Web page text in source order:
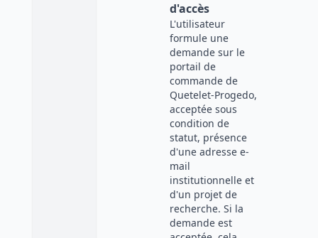
d'accès
L'utilisateur
formule une
demande sur le
portail de
commande de
Quetelet-Progedo,
acceptée sous
condition de
statut, présence
d'une adresse e-
mail
institutionnelle et
d'un projet de
recherche. Si la
demande est